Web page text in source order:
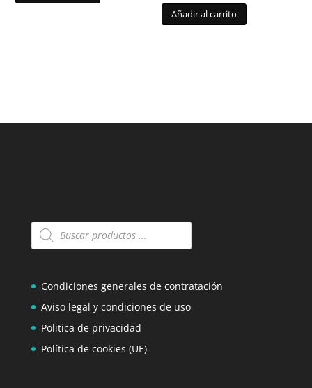
Añadir al carrito
Búsqueda
de
Condiciones generales de contratación
Aviso legal y condiciones de uso
Politica de privacidad
Política de cookies (UE)